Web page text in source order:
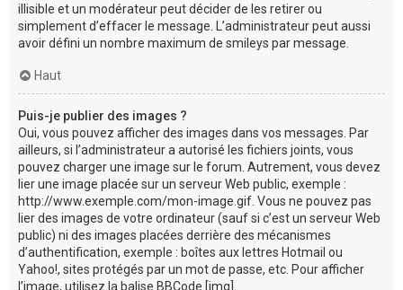
illisible et un modérateur peut décider de les retirer ou
simplement d’effacer le message. L’administrateur peut aussi
avoir défini un nombre maximum de smileys par message.
Haut
Puis-je publier des images ?
Oui, vous pouvez afficher des images dans vos messages. Par
ailleurs, si l’administrateur a autorisé les fichiers joints, vous
pouvez charger une image sur le forum. Autrement, vous devez
lier une image placée sur un serveur Web public, exemple :
http://www.exemple.com/mon-image.gif. Vous ne pouvez pas
lier des images de votre ordinateur (sauf si c’est un serveur Web
public) ni des images placées derrière des mécanismes
d’authentification, exemple : boîtes aux lettres Hotmail ou
Yahoo!, sites protégés par un mot de passe, etc. Pour afficher
l’image, utilisez la balise BBCode [img].